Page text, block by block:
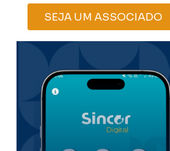
SEJA UM ASSOCIADO